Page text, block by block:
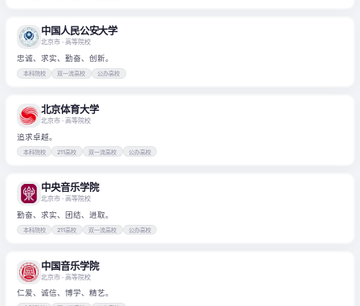
中国人民公安大学
北京市· 高等院校
忠诚、求实、勤奋、创新。
本科院校 双一流高校 公办高校
北京体育大学
北京市· 高等院校
追求卓越。
本科院校 211高校 双一流高校 公办高校
中央音乐学院
北京市· 高等院校
勤奋、求实、团结、进取。
本科院校 211高校 双一流高校 公办高校
中国音乐学院
北京市· 高等院校
仁爱、诚信、博学、精艺。